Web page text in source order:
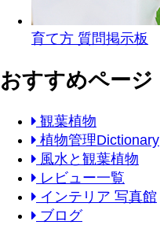
育て方 質問掲示板
おすすめページ
観葉植物
植物管理Dictionary
風水と観葉植物
レビュー一覧
インテリア 写真館
ブログ